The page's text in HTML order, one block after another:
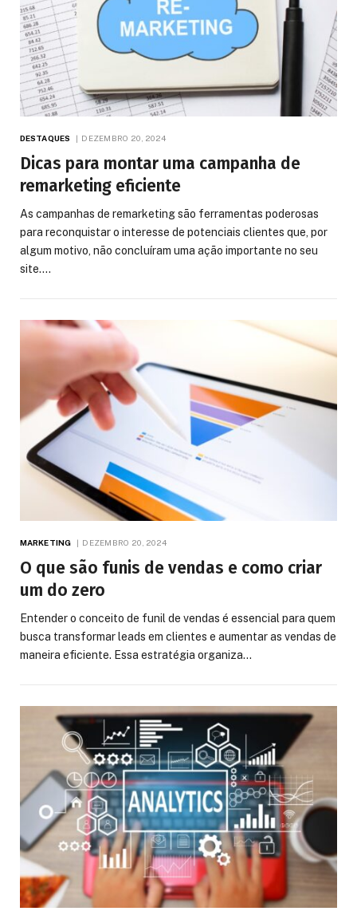
DESTAQUES DEZEMBRO 20, 2024
Dicas para montar uma campanha de
remarketing eficiente
As campanhas de remarketing são ferramentas poderosas
para reconquistar o interesse de potenciais clientes que, por
algum motivo, não concluíram uma ação importante no seu
site.…
MARKETING DEZEMBRO 20, 2024
O que são funis de vendas e como criar
um do zero
Entender o conceito de funil de vendas é essencial para quem
busca transformar leads em clientes e aumentar as vendas de
maneira eficiente. Essa estratégia organiza…